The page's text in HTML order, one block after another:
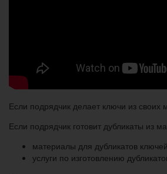
Если подрядчик делает ключи из
Если подрядчик готовит дубликаты из
материалы для дубликатов
услуги по изготовлению